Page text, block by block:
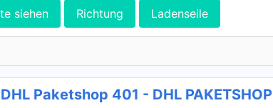
siehen Richtung Ladenseile
Paketshop 401 - DHL PAKETSHOP